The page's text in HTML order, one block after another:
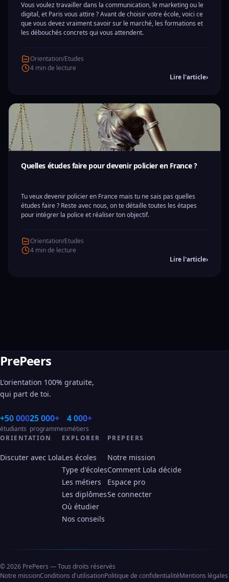
Vous voulez travailler dans la communication, le marketing ou le
digital, et Paris vous attire ? Avant de choisir votre école, voici ce
que vous devez vraiment savoir sur le marché, les formations et
les débouchés concrets qui vous attendent.
Orientation/Etudes
4 min de lecture
Lire l'article›
Quelles études faire pour devenir policier en France ?
Tu veux devenir policier en France mais tu ne sais pas quelles
études faire ? Reste avec nous, on te détaille toutes les étapes
pour intégrer la police et réaliser ton objectif.
Orientation/Etudes
4 min de lecture
Lire l'article›
PrePeers
L'orientation 100% gratuite,
qui part de toi.
+50 000
étudiants
25 000+
programmes
4 000+
métiers
ORIENTATION
Discuter avec Lola
EXPLORER
Les écoles
Type d'écoles
Les métiers
Les diplômes
Où étudier
Nos conseils
PREPEERS
Notre mission
Comment Lola décide
Espace pro
Se connecter
© 2026 PrePeers — Tous droits réservés
Notre missionConditions d'utilisationPolitique de confidentialitéMentions légales